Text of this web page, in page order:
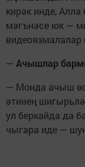
кирәк инде,
мәгънәсе юк —
видеоязмалалар
— Ачышлар
— Монда ачыш
әтинең
ул беркайда да
чыгара иде —